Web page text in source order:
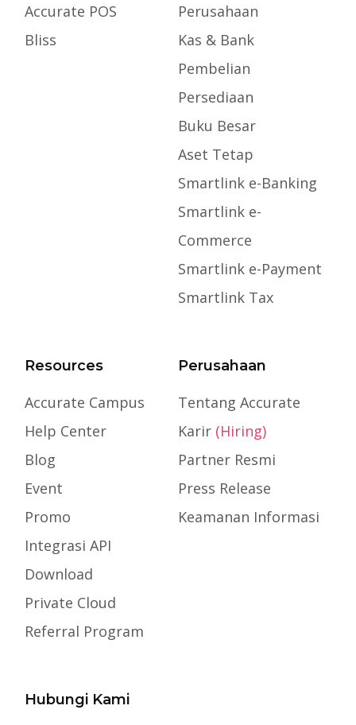
Accurate POS
Bliss
Perusahaan
Kas & Bank
Pembelian
Persediaan
Buku Besar
Aset Tetap
Smartlink e-Banking
Smartlink e-
Commerce
Smartlink e-Payment
Smartlink Tax
Resources
Accurate Campus
Help Center
Blog
Event
Promo
Integrasi API
Download
Private Cloud
Referral Program
Perusahaan
Tentang Accurate
Karir (Hiring)
Partner Resmi
Press Release
Keamanan Informasi
Hubungi Kami